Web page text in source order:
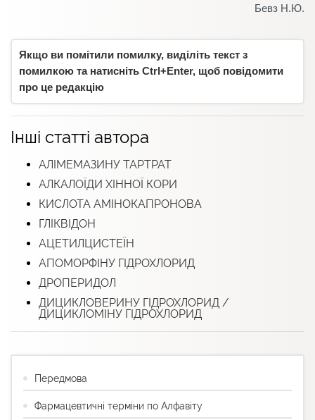
Бевз Н.Ю.
Якщо ви помітили помилку, виділіть текст з
помилкою та натисніть Ctrl+Enter, щоб повідомити
про це редакцію
Інші статті автора
АЛІМЕМАЗИНУ ТАРТРАТ
АЛКАЛОЇДИ ХІННОЇ КОРИ
КИСЛОТА АМІНОКАПРОНОВА
ГЛІКВІДОН
АЦЕТИЛЦИСТЕЇН
АПОМОРФІНУ ГІДРОХЛОРИД
ДРОПЕРИДОЛ
ДИЦИКЛОВЕРИНУ ГІДРОХЛОРИД /
ДИЦИКЛОМІНУ ГІДРОХЛОРИД
Передмова
Фармацевтичні терміни по Алфавіту